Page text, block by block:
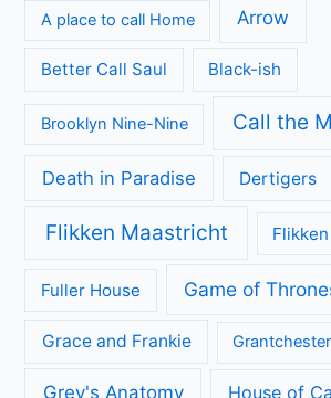
A place to call Home Arrow
Better Call Saul Black-ish
Brooklyn Nine-Nine Call the
Death in Paradise Dertigers
Flikken Maastricht
Fuller House Game of
Grace and Frankie Grantchester
Grey's Anatomy House of